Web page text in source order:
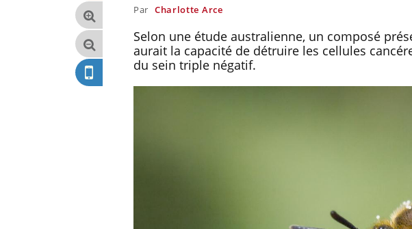
Par Charlotte Arce
Selon une étude australienne, un composé
aurait la capacité de détruire les cellules
du sein triple négatif.